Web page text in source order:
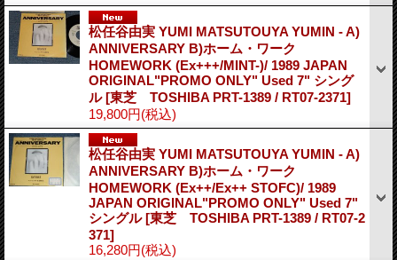
松任谷由実 YUMI MATSUTOUYA YUMIN - A)
ANNIVERSARY B)ホーム・ワーク
HOMEWORK (Ex+++/MINT-)/ 1989 JAPAN
ORIGINAL"PROMO ONLY" Used 7" シング
ル[東芝 TOSHIBA PRT-1389 / RT07-2371]
19,800円(税込)
松任谷由実 YUMI MATSUTOUYA YUMIN - A)
ANNIVERSARY B)ホーム・ワーク
HOMEWORK (Ex++/Ex++ STOFC)/ 1989
JAPAN ORIGINAL"PROMO ONLY" Used 7"
シングル[東芝 TOSHIBA PRT-1389 / RT07-2
371]
16,280円(税込)